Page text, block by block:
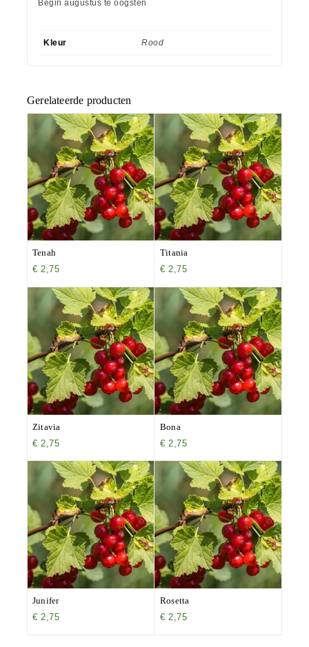
Begin augustus te oogsten
Kleur Rood
Gerelateerde producten
Tenah
€ 2,75
Titania
€ 2,75
Zitavia
€ 2,75
Bona
€ 2,75
Junifer
€ 2,75
Rosetta
€ 2,75